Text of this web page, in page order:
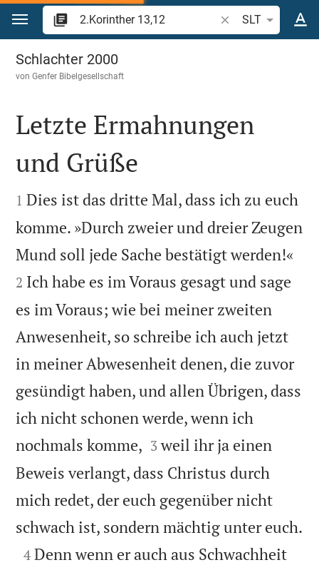
Zum Inhalt springen
Bibelstelle oder
SLT
2.Korinther 13
Schlachter 2000
vonGenfer Bibelgesellschaft

Letzte Ermahnungen
und Grüße

1 Dies ist das dritte Mal, dass ich zu euch
komme. »Durch zweier und dreier Zeugen
Mund soll jede Sache bestätigt werden!«
2 Ich habe es im Voraus gesagt und sage
es im Voraus; wie bei meiner zweiten
Anwesenheit, so schreibe ich auch jetzt
in meiner Abwesenheit denen, die zuvor
gesündigt haben, und allen Übrigen, dass
ich nicht schonen werde, wenn ich
nochmals komme, 

3 weil ihr ja einen
Beweis verlangt, dass Christus durch
mich redet, der euch gegenüber nicht
schwach ist, sondern mächtig unter euch.

4 Denn wenn er auch aus Schwachheit